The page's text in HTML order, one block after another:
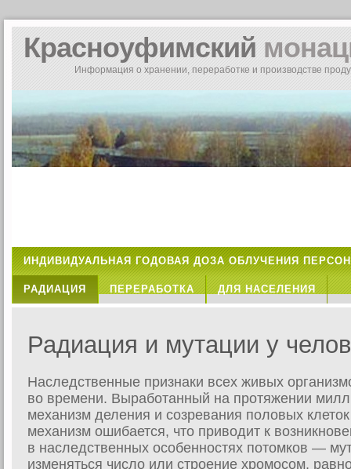
Красноуфимский
Информация о хранении, переработке и производстве
ИНДИВИДУАЛЬНАЯ ГОДОВАЯ ДОЗА ОБЛУЧЕНИЯ
РАДИАЦИЯ ПЕРЕРАБОТКА ДЛЯ НАСЕЛЕНИЯ
Радиация и мутации у
Наследственные признаки всех живых
во времени. Выработанный на протяжении
механизм деления и созревания половых
механизм ошибается, что приводит к
в наследственных особенностях потомков —
изменяться число или строение хромосом,